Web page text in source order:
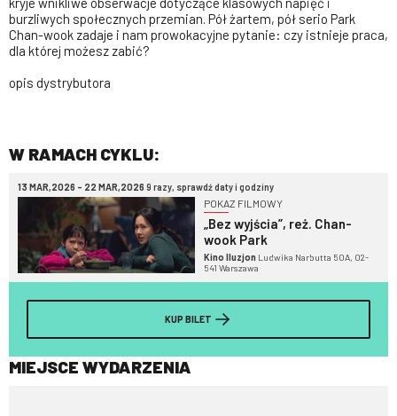
burzliwych społecznych przemian. Pół żartem, pół serio Park
Chan-wook zadaje i nam prowokacyjne pytanie: czy istnieje praca,
dla której możesz zabić?
opis dystrybutora
W RAMACH CYKLU:
13 MAR,2026 - 22 MAR,2026 9 razy, sprawdź daty i godziny
POKAZ FILMOWY
„Bez wyjścia”, reż. Chan-
wook Park
Kino Iluzjon Ludwika Narbutta 50A, 02-
541 Warszawa
KUP BILET
MIEJSCE WYDARZENIA